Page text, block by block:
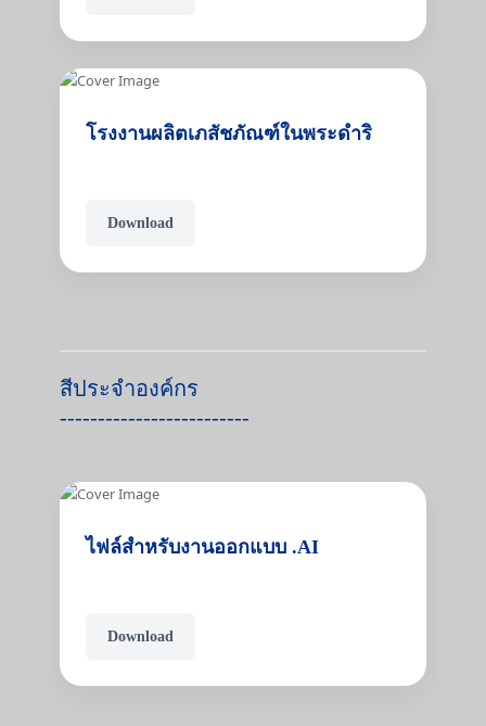
โรงงานผลิตเภสัชภัณฑ์ในพระดำริ
Download
สีประจำองค์กร
-------------------------
ไฟล์สำหรับงานออกแบบ .AI
Download